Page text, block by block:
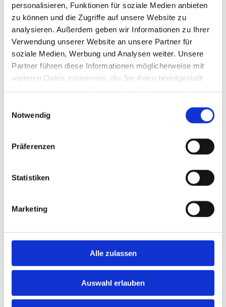
personalisieren, Funktionen für soziale Medien anbieten
zu können und die Zugriffe auf unsere Website zu
analysieren. Außerdem geben wir Informationen zu Ihrer
Verwendung unserer Website an unsere Partner für
soziale Medien, Werbung und Analysen weiter. Unsere
Partner führen diese Informationen möglicherweise mit
weiteren Daten zusammen, die Sie ihnen bereitgestellt
Notwendig
Präferenzen
Statistiken
Marketing
Alle zulassen
Auswahl erlauben
Prüfungsvorbereitungen
für ITSE Prüfungsteil 1
(ITS)
Unterstützungsangebot
für alle IT-
Systemelektroniker im
Fach ITS/ITT im Hinblick
Prüfungsteil „Installation
von und Service an IT-
Hr.
Haberberger
Hr. Heider
Raum:
für alle IT-
Systemelektroniker im
auf die Abschlusspüfung
Prüfungsteil „Anbindung
von Geräten,
Systemen und
Betriebsmitteln an die
Stromversorgung"
a)
b)